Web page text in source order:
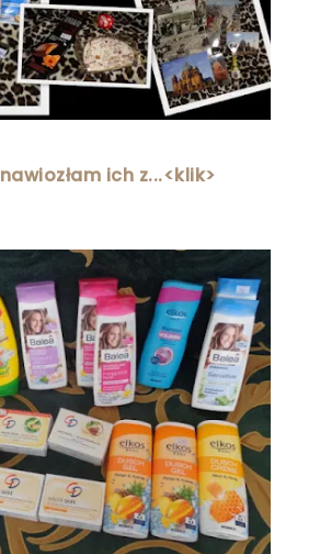
nawiozłam ich z...<klik>